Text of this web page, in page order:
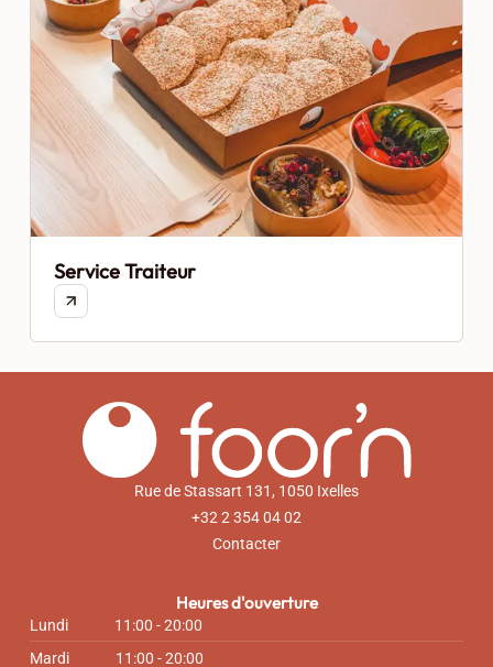
Service Traiteur
Rue de Stassart 131, 1050 Ixelles
+32 2 354 04 02
Contacter
Heures d'ouverture
Lundi
11:00 - 20:00
Mardi
11:00 - 20:00